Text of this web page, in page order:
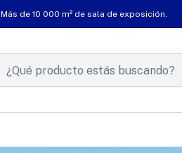
Más de 10 000 m² de sala de exposición.